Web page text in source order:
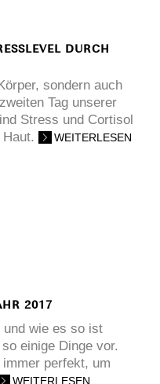
DURCH
sondern auch
Tag unserer
Stress und Cortisol
WEITERLESEN
2017
und wie es so ist
einige Dinge vor.
perfekt, um
WEITERLESEN